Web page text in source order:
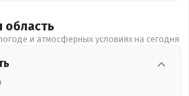
область
и атмосферных условиях на сегодня